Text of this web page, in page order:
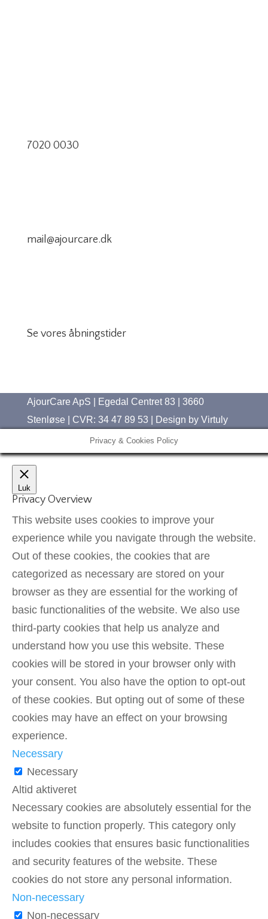
7020 0030
mail@ajourcare.dk
Se vores åbningstider
AjourCare ApS | Egedal Centret 83 | 3660
Stenløse | CVR: 34 47 89 53 | Design by Virtuly
Privacy & Cookies Policy
Luk
Privacy Overview
This website uses cookies to improve your
experience while you navigate through the website.
Out of these cookies, the cookies that are
categorized as necessary are stored on your
browser as they are essential for the working of
basic functionalities of the website. We also use
third-party cookies that help us analyze and
understand how you use this website. These
cookies will be stored in your browser only with
your consent. You also have the option to opt-out
of these cookies. But opting out of some of these
cookies may have an effect on your browsing
experience.
Necessary
Necessary
Altid aktiveret
Necessary cookies are absolutely essential for the
website to function properly. This category only
includes cookies that ensures basic functionalities
and security features of the website. These
cookies do not store any personal information.
Non-necessary
Non-necessary